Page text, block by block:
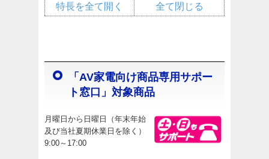
全て閉じる
特長を全て開く
「AV家電向け商品専用サポー
ト窓口」対象商品
月曜日から日曜日（年末年始
及び当社夏期休業日を除く）
9:00～17:00